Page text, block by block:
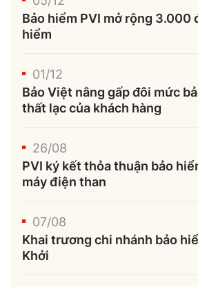
Bảo hiểm PVI mở rộng 3.000
hiểm
01/12
Bảo Việt nâng gấp đôi mức
thất lạc của khách hàng
26/08
PVI ký kết thỏa thuận bảo
máy điện than
07/08
Khai trương chi nhánh bảo
Khởi